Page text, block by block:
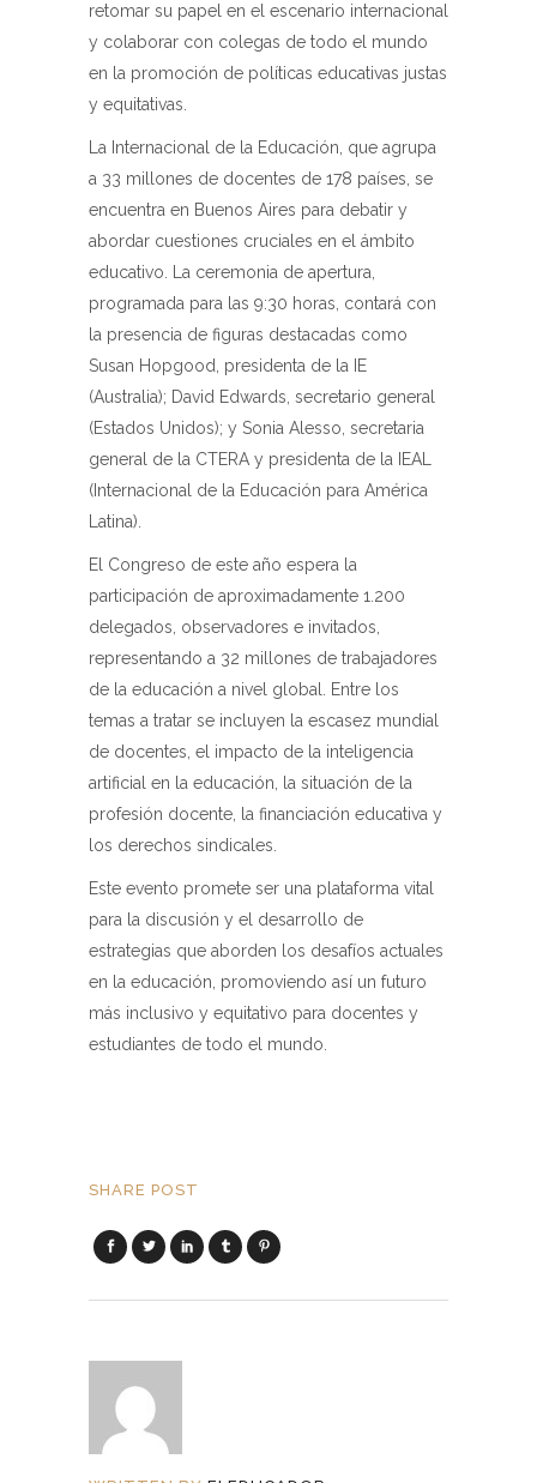
retomar su papel en el escenario internacional
y colaborar con colegas de todo el mundo
en la promoción de políticas educativas justas
y equitativas.
La Internacional de la Educación, que agrupa
a 33 millones de docentes de 178 países, se
encuentra en Buenos Aires para debatir y
abordar cuestiones cruciales en el ámbito
educativo. La ceremonia de apertura,
programada para las 9:30 horas, contará con
la presencia de figuras destacadas como
Susan Hopgood, presidenta de la IE
(Australia); David Edwards, secretario general
(Estados Unidos); y Sonia Alesso, secretaria
general de la CTERA y presidenta de la IEAL
(Internacional de la Educación para América
Latina).
El Congreso de este año espera la
participación de aproximadamente 1.200
delegados, observadores e invitados,
representando a 32 millones de trabajadores
de la educación a nivel global. Entre los
temas a tratar se incluyen la escasez mundial
de docentes, el impacto de la inteligencia
artificial en la educación, la situación de la
profesión docente, la financiación educativa y
los derechos sindicales.
Este evento promete ser una plataforma vital
para la discusión y el desarrollo de
estrategias que aborden los desafíos actuales
en la educación, promoviendo así un futuro
más inclusivo y equitativo para docentes y
estudiantes de todo el mundo.
SHARE POST